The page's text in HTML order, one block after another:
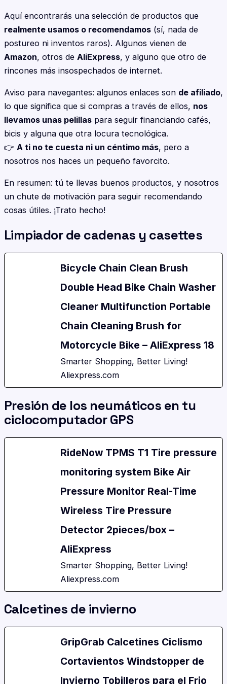
Aquí encontrarás una selección de productos que
realmente usamos o recomendamos (sí, nada de
postureo ni inventos raros). Algunos vienen de
Amazon, otros de AliExpress, y alguno que otro de
rincones más insospechados de internet.
Aviso para navegantes: algunos enlaces son de afiliado,
lo que significa que si compras a través de ellos, nos
llevamos unas pelillas para seguir financiando cafés,
bicis y alguna que otra locura tecnológica.
👉 A ti no te cuesta ni un céntimo más, pero a
nosotros nos haces un pequeño favorcito.
En resumen: tú te llevas buenos productos, y nosotros
un chute de motivación para seguir recomendando
cosas útiles. ¡Trato hecho!
Limpiador de cadenas y casettes
Bicycle Chain Clean Brush
Double Head Bike Chain Washer
Cleaner Multifunction Portable
Chain Cleaning Brush for
Motorcycle Bike – AliExpress 18
Smarter Shopping, Better Living!
Aliexpress.com
Presión de los neumáticos en tu
ciclocomputador GPS
RideNow TPMS T1 Tire pressure
monitoring system Bike Air
Pressure Monitor Real-Time
Wireless Tire Pressure
Detector 2pieces/box –
AliExpress
Smarter Shopping, Better Living!
Aliexpress.com
Calcetines de invierno
GripGrab Calcetines Ciclismo
Cortavientos Windstopper de
Invierno Tobilleros para el Frio